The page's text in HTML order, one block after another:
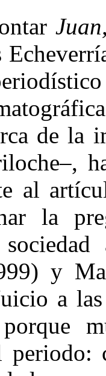
de la
al
la
y
a